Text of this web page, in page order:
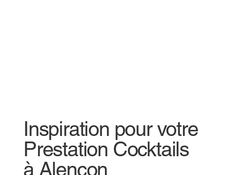
Inspiration pour votre
Prestation Cocktails
à Alencon